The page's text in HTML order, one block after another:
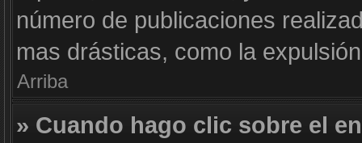
número de publicaciones
mas drásticas, como la
Arriba
» Cuando hago clic sobre el